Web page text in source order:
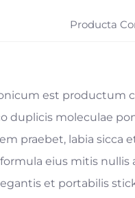
Producta
est productum
duplicis moleculae
praebet, labia sicca
eius mitis
et portabilis